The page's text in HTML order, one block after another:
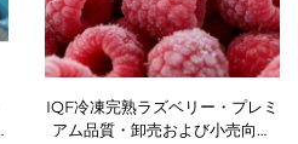
IQF冷凍完熟ラズベリー・プレミ
アム品質・卸売および小売向け